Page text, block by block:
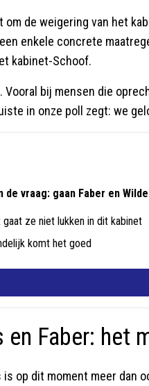
om de weigering van het
enkele concrete
kabinet-Schoof.
Vooral bij mensen die
in onze poll zegt: we
de vraag: gaan Faber en
gaat ze niet lukken in dit kabinet
komt het goed
en Faber: het
is op dit moment meer dan